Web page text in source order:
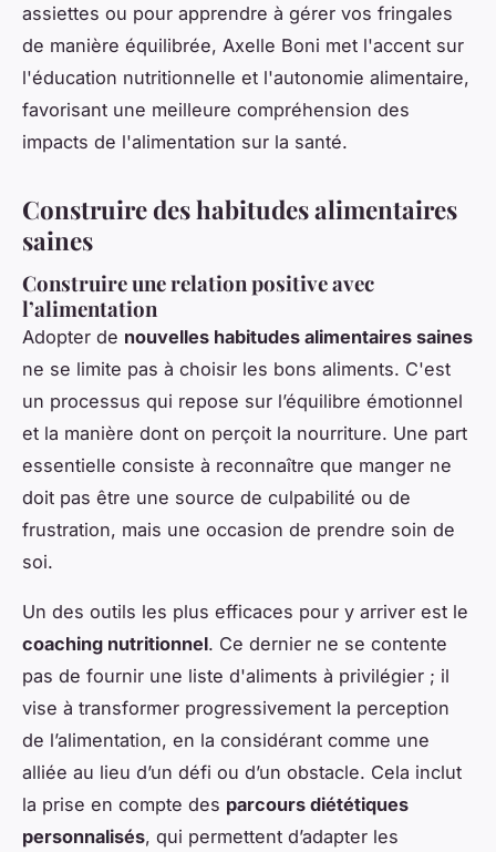
assiettes ou pour apprendre à gérer vos fringales
de manière équilibrée, Axelle Boni met l'accent sur
l'éducation nutritionnelle et l'autonomie alimentaire,
favorisant une meilleure compréhension des
impacts de l'alimentation sur la santé.
Construire des habitudes alimentaires
saines
Construire une relation positive avec
l’alimentation
Adopter de nouvelles habitudes alimentaires saines
ne se limite pas à choisir les bons aliments. C'est
un processus qui repose sur l’équilibre émotionnel
et la manière dont on perçoit la nourriture. Une part
essentielle consiste à reconnaître que manger ne
doit pas être une source de culpabilité ou de
frustration, mais une occasion de prendre soin de
soi.
Un des outils les plus efficaces pour y arriver est le
coaching nutritionnel. Ce dernier ne se contente
pas de fournir une liste d'aliments à privilégier ; il
vise à transformer progressivement la perception
de l’alimentation, en la considérant comme une
alliée au lieu d’un défi ou d’un obstacle. Cela inclut
la prise en compte des parcours diététiques
personnalisés, qui permettent d’adapter les